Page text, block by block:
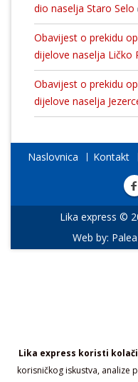
Lika express koristi
korisničkog iskustva, analize
dio naselja Staro Selo
Obavijest o prekidu
dijelove naselja Ličko
Obavijest o prekidu
dijelove naselja
Naslovnica Kontakt
Lika express ©
Web by: